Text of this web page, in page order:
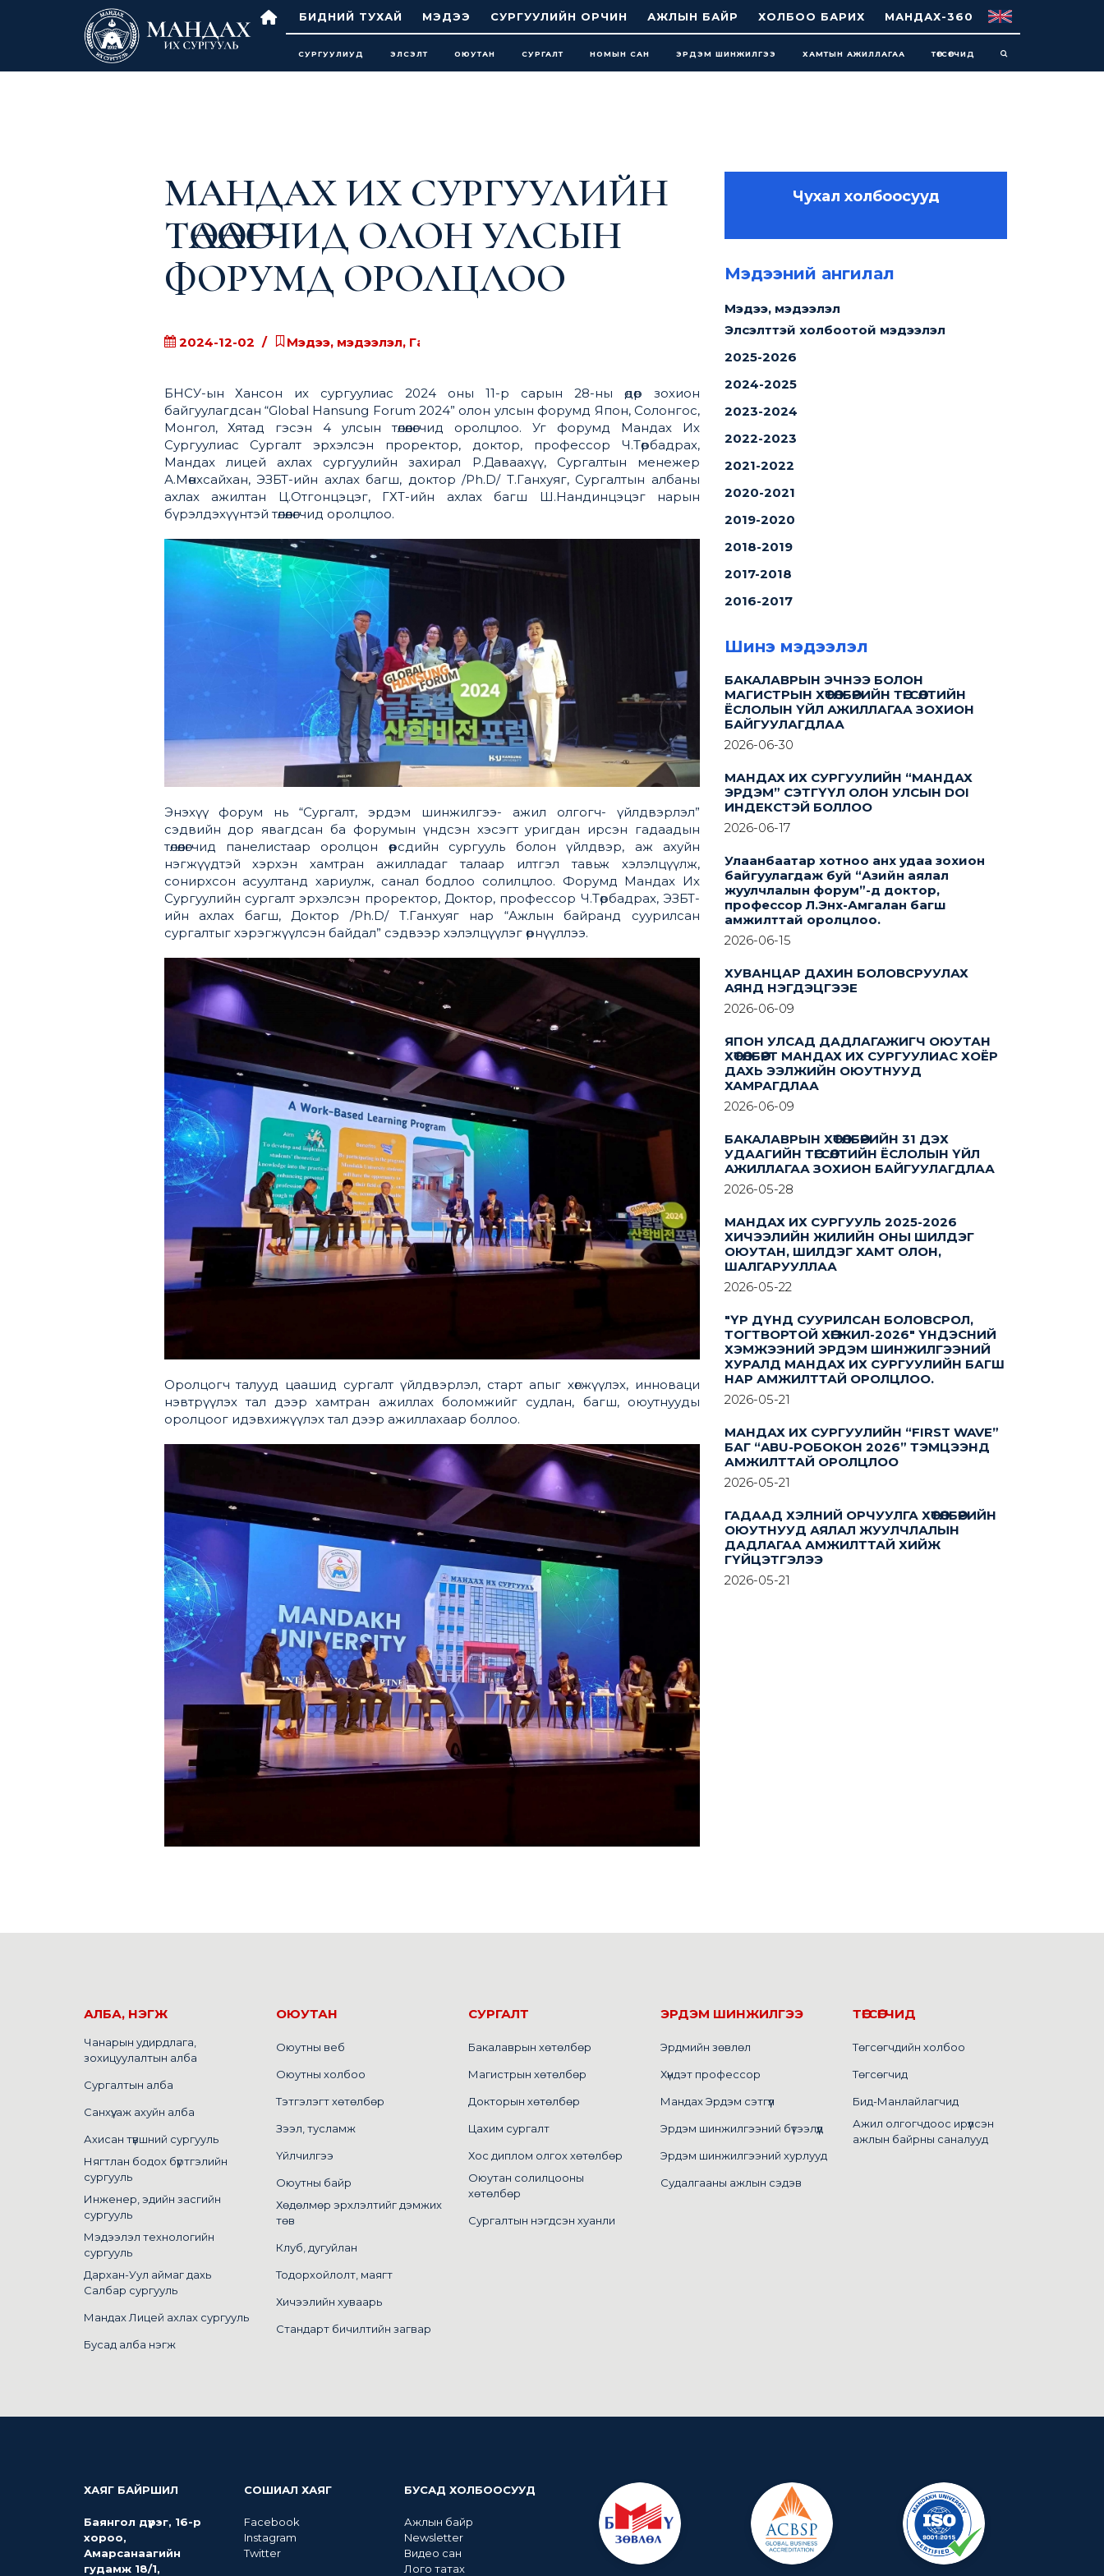
БИДНИЙ ТУХАЙ МЭДЭЭ СУРГУУЛИЙН ОРЧИН АЖЛЫН БАЙР ХОЛБОО БАРИХ МАНДАХ-360
СУРГУУЛИУД ЭЛСЭЛТ ОЮУТАН СУРГАЛТ НОМЫН САН ЭРДЭМ ШИНЖИЛГЭЭ ХАМТЫН АЖИЛЛАГАА ТӨГСӨГЧИД
МАНДАХ ИХ СУРГУУЛИЙН
ТӨЛӨӨЛӨГЧИД ОЛОН УЛСЫН
ФОРУМД ОРОЛЦЛОО
2024-12-02 Мэдээ, мэдээлэл, Гадаад харилцаа, 2024-2025
БНСУ-ын Хансон их сургуулиас 2024 оны 11-р сарын 28-ны өдөр зохион
байгуулагдсан “Global Hansung Forum 2024” олон улсын форумд Япон, Солонгос,
Монгол, Хятад гэсэн 4 улсын төлөөлөгчид оролцлоо. Уг форумд Мандах Их
Сургуулиас Сургалт эрхэлсэн проректор, доктор, профессор Ч.Төрбадрах,
Мандах лицей ахлах сургуулийн захирал Р.Даваахүү, Сургалтын менежер
А.Мөнхсайхан, ЭЗБТ-ийн ахлах багш, доктор /Ph.D/ Т.Ганхуяг, Сургалтын албаны
ахлах ажилтан Ц.Отгонцэцэг, ГХТ-ийн ахлах багш Ш.Нандинцэцэг нарын
бүрэлдэхүүнтэй төлөөлөгчид оролцлоо.
Энэхүү форум нь “Сургалт, эрдэм шинжилгээ- ажил олгогч- үйлдвэрлэл”
сэдвийн дор явагдсан ба форумын үндсэн хэсэгт уригдан ирсэн гадаадын
төлөөлөгчид панелистаар оролцон өөрсдийн сургууль болон үйлдвэр, аж ахуйн
нэгжүүдтэй хэрхэн хамтран ажилладаг талаар илтгэл тавьж хэлэлцүүлж,
сонирхсон асуултанд хариулж, санал бодлоо солилцлоо. Форумд Мандах Их
Сургуулийн сургалт эрхэлсэн проректор, Доктор, профессор Ч.Төрбадрах, ЭЗБТ-
ийн ахлах багш, Доктор /Ph.D/ Т.Ганхуяг нар “Ажлын байранд суурилсан
сургалтыг хэрэгжүүлсэн байдал” сэдвээр хэлэлцүүлэг өрнүүллээ.
Оролцогч талууд цаашид сургалт үйлдвэрлэл, старт апыг хөгжүүлэх, инноваци
нэвтрүүлэх тал дээр хамтран ажиллах боломжийг судлан, багш, оюутнууды
оролцоог идэвхижүүлэх тал дээр ажиллахаар боллоо.
Чухал холбоосууд
Мэдээний ангилал
Мэдээ, мэдээлэл
Элсэлттэй холбоотой мэдээлэл
2025-2026
2024-2025
2023-2024
2022-2023
2021-2022
2020-2021
2019-2020
2018-2019
2017-2018
2016-2017
Шинэ мэдээлэл
БАКАЛАВРЫН ЭЧНЭЭ БОЛОН
МАГИСТРЫН ХӨТӨЛБӨРИЙН ТӨГСӨЛТИЙН
ЁСЛОЛЫН ҮЙЛ АЖИЛЛАГАА ЗОХИОН
БАЙГУУЛАГДЛАА
2026-06-30
МАНДАХ ИХ СУРГУУЛИЙН “МАНДАХ
ЭРДЭМ” СЭТГҮҮЛ ОЛОН УЛСЫН DOI
ИНДЕКСТЭЙ БОЛЛОО
2026-06-17
Улаанбаатар хотноо анх удаа зохион
байгуулагдаж буй “Азийн аялал
жуулчлалын форум”-д доктор,
профессор Л.Энх-Амгалан багш
амжилттай оролцлоо.
2026-06-15
ХУВАНЦАР ДАХИН БОЛОВСРУУЛАХ
АЯНД НЭГДЭЦГЭЭЕ
2026-06-09
ЯПОН УЛСАД ДАДЛАГАЖИГЧ ОЮУТАН
ХӨТӨЛБӨРТ МАНДАХ ИХ СУРГУУЛИАС ХОЁР
ДАХЬ ЭЭЛЖИЙН ОЮУТНУУД
ХАМРАГДЛАА
2026-06-09
БАКАЛАВРЫН ХӨТӨЛБӨРИЙН 31 ДЭХ
УДААГИЙН ТӨГСӨЛТИЙН ЁСЛОЛЫН ҮЙЛ
АЖИЛЛАГАА ЗОХИОН БАЙГУУЛАГДЛАА
2026-05-28
МАНДАХ ИХ СУРГУУЛЬ 2025-2026
ХИЧЭЭЛИЙН ЖИЛИЙН ОНЫ ШИЛДЭГ
ОЮУТАН, ШИЛДЭГ ХАМТ ОЛОН,
ШАЛГАРУУЛЛАА
2026-05-22
"ҮР ДҮНД СУУРИЛСАН БОЛОВСРОЛ,
ТОГТВОРТОЙ ХӨГЖИЛ-2026" ҮНДЭСНИЙ
ХЭМЖЭЭНИЙ ЭРДЭМ ШИНЖИЛГЭЭНИЙ
ХУРАЛД МАНДАХ ИХ СУРГУУЛИЙН БАГШ
НАР АМЖИЛТТАЙ ОРОЛЦЛОО.
2026-05-21
МАНДАХ ИХ СУРГУУЛИЙН “FIRST WAVE”
БАГ “ABU-РОБОКОН 2026” ТЭМЦЭЭНД
АМЖИЛТТАЙ ОРОЛЦЛОО
2026-05-21
ГАДААД ХЭЛНИЙ ОРЧУУЛГА ХӨТӨЛБӨРИЙН
ОЮУТНУУД АЯЛАЛ ЖУУЛЧЛАЛЫН
ДАДЛАГАА АМЖИЛТТАЙ ХИЙЖ
ГҮЙЦЭТГЭЛЭЭ
2026-05-21
АЛБА, НЭГЖ
Чанарын удирдлага,
зохицуулалтын алба
Сургалтын алба
Санхүү, аж ахуйн алба
Ахисан түвшний сургууль
Нягтлан бодох бүртгэлийн
сургууль
Инженер, эдийн засгийн
сургууль
Мэдээлэл технологийн
сургууль
Дархан-Уул аймаг дахь
Салбар сургууль
Мандах Лицей ахлах сургууль
Бусад алба нэгж
ОЮУТАН
Оюутны веб
Оюутны холбоо
Тэтгэлэгт хөтөлбөр
Зээл, тусламж
Үйлчилгээ
Оюутны байр
Хөдөлмөр эрхлэлтийг дэмжих
төв
Клуб, дугуйлан
Тодорхойлолт, маягт
Хичээлийн хуваарь
Стандарт бичилтийн загвар
СУРГАЛТ
Бакалаврын хөтөлбөр
Магистрын хөтөлбөр
Докторын хөтөлбөр
Цахим сургалт
Хос диплом олгох хөтөлбөр
Оюутан солилцооны
хөтөлбөр
Сургалтын нэгдсэн хуанли
ЭРДЭМ ШИНЖИЛГЭЭ
Эрдмийн зөвлөл
Хүндэт профессор
Мандах Эрдэм сэтгүүл
Эрдэм шинжилгээний бүтээлүүд
Эрдэм шинжилгээний хурлууд
Судалгааны ажлын сэдэв
ТӨГСӨГЧИД
Төгсөгчдийн холбоо
Төгсөгчид
Бид-Манлайлагчид
Ажил олгогчдоос ирүүлсэн
ажлын байрны саналууд
ХАЯГ БАЙРШИЛ
Баянгол дүүрэг, 16-р
хороо,
Амарсанаагийн
гудамж 18/1,
СОШИАЛ ХАЯГ
Facebook
Instagram
Twitter
БУСАД ХОЛБООСУУД
Ажлын байр
Newsletter
Видео сан
Лого татах